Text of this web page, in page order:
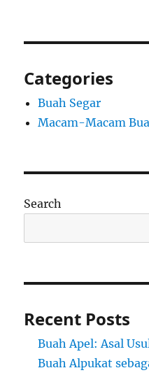
Categories
Buah Segar
Macam-Macam
Search
Recent Posts
Buah Apel: Asal
Buah Alpukat